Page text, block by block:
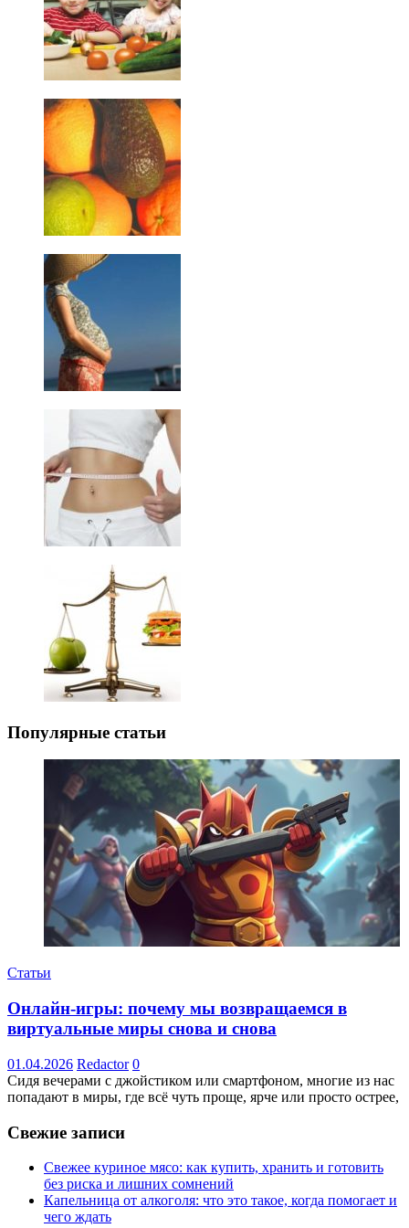
Популярные статьи
Статьи
Онлайн-игры: почему мы возвращаемся в
виртуальные миры снова и снова
01.04.2026 Redactor 0
Сидя вечерами с джойстиком или смартфоном, многие из нас
попадают в миры, где всё чуть проще, ярче или просто острее,
Свежие записи
Свежее куриное мясо: как купить, хранить и готовить
без риска и лишних сомнений
Капельница от алкоголя: что это такое, когда помогает и
чего ждать